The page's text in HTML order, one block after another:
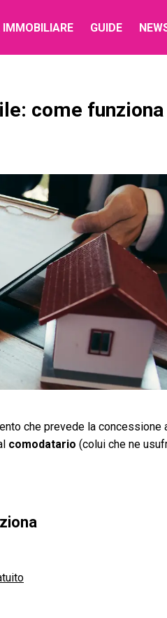
GUIDE
come funziona
che prevede la concessione
comodatario (colui che ne